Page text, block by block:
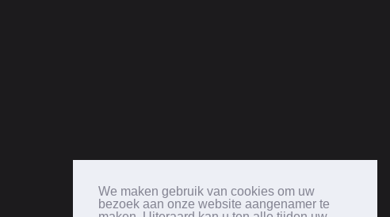
We maken gebruik van cookies om uw
bezoek aan onze website aangenamer te